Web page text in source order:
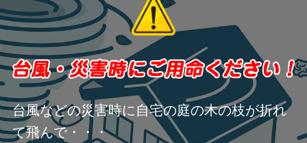
台風などの災害時に自宅の庭の木の枝が折れ
て飛んで・・・